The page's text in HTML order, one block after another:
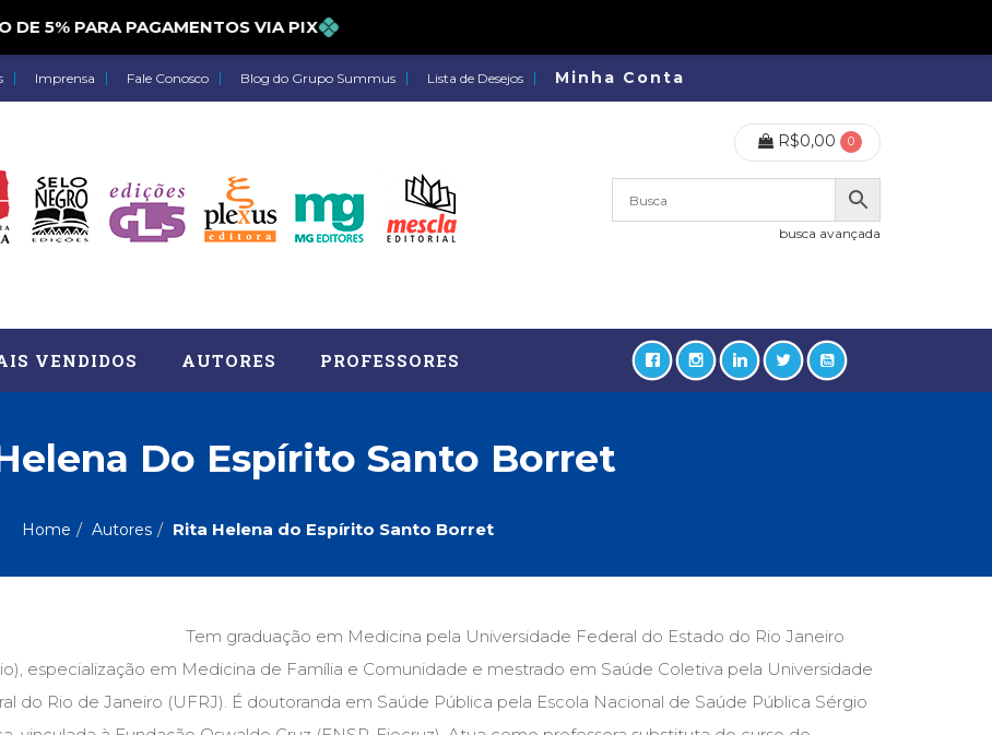
5% PARA PAGAMENTOS VIA PIX
Imprensa Fale Conosco Blog do Grupo Summus Lista de Desejos Minha Conta
R$0,00 0
busca avançada
Comportamento (418)
Comunicação (232)
Economia, Negócios (31)
Educação (278)
Literatura, Ficção, Ensaios (69)
Obras de referência (48)
Psicodrama (200)
Psicologia, Psicoterapia (799)
Puericultura (23)
Rádio (8)
VENDIDOS AUTORES PROFESSORES
Do Espírito Santo Borret
Home Autores Rita Helena do Espírito Santo Borret
Tem graduação em Medicina pela Universidade Federal do Estado do Rio Janeiro
especialização em Medicina de Família e Comunidade e mestrado em Saúde Coletiva pela Universidade
do Rio de Janeiro (UFRJ). É doutoranda em Saúde Pública pela Escola Nacional de Saúde Pública Sérgio